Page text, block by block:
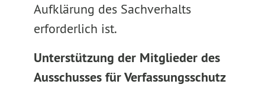
Aufklärung des Sachverhalts
erforderlich ist.
Unterstützung der Mitglieder des
Ausschusses für Verfassungsschutz